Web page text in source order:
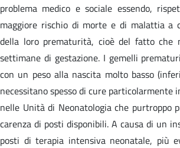
problema medico e sociale essendo,
maggiore rischio di morte e di malattia a
della loro prematurità, cioè del fatto che
settimane di gestazione. I gemelli
con un peso alla nascita molto basso
necessitano spesso di cure particolarmente
nelle Unità di Neonatologia che purtroppo
carenza di posti disponibili. A causa di un
posti di terapia intensiva neonatale, più